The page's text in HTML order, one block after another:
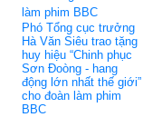
Phó Tổng cục trưởng
Hà Văn Siêu trao tặng
huy hiệu “Chinh phục
Sơn Đoòng - hang
động lớn nhất thế giới”
cho đoàn làm phim
BBC